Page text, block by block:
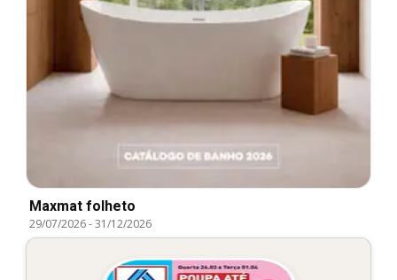
Maxmat folheto
29/07/2026-31/12/2026